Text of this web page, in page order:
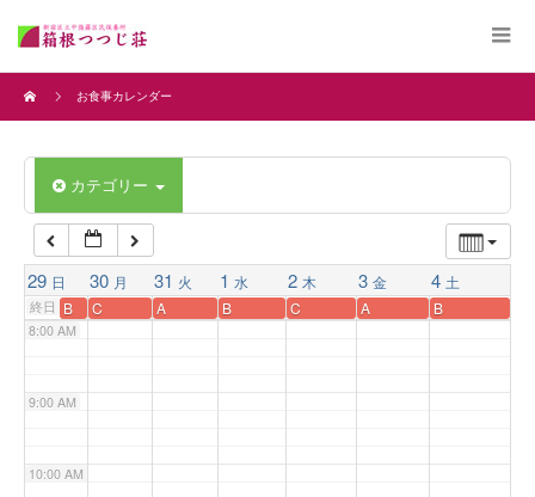
お食事カレンダー
カテゴリー
29 日 30 月 31 火 1 水 2 木 3 金 4 土
終日 B C A B C A B
4:00 AM
6:00 AM
7:00 AM
8:00 AM
9:00 AM
10:00 AM